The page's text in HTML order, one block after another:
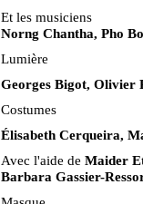
Et les musiciens
Norng Chantha, Pho
Lumière
Georges Bigot, Olivier
Costumes
Élisabeth Cerqueira,
Avec l'aide de Maider
Barbara Gassier-